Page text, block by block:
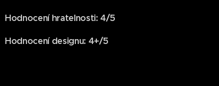
Hodnocení hratelnosti: 4/5
Hodnocení designu: 4+/5